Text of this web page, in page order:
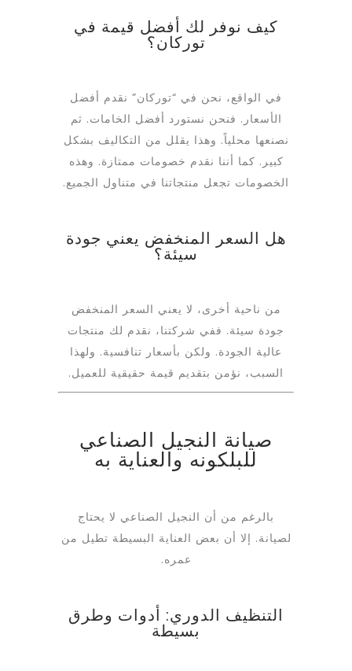
كيف نوفر لك أفضل قيمة في
توركان؟
في الواقع، نحن في “توركان” نقدم أفضل
الأسعار. فنحن نستورد أفضل الخامات. ثم
نصنعها محلياً. وهذا يقلل من التكاليف بشكل
كبير. كما أننا نقدم خصومات ممتازة. وهذه
الخصومات تجعل منتجاتنا في متناول الجميع.
هل السعر المنخفض يعني جودة
سيئة؟
من ناحية أخرى، لا يعني السعر المنخفض
جودة سيئة. ففي شركتنا، نقدم لك منتجات
عالية الجودة. ولكن بأسعار تنافسية. ولهذا
السبب، نؤمن بتقديم قيمة حقيقية للعميل.
صيانة النجيل الصناعي
للبلكونه والعناية به
بالرغم من أن النجيل الصناعي لا يحتاج
لصيانة. إلا أن بعض العناية البسيطة تطيل من
عمره.
التنظيف الدوري: أدوات وطرق
بسيطة